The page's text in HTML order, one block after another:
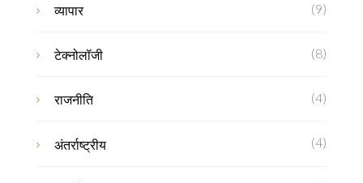
व्यापार (9)
टेक्नोलॉजी (8)
राजनीति (4)
अंतर्राष्ट्रीय (4)